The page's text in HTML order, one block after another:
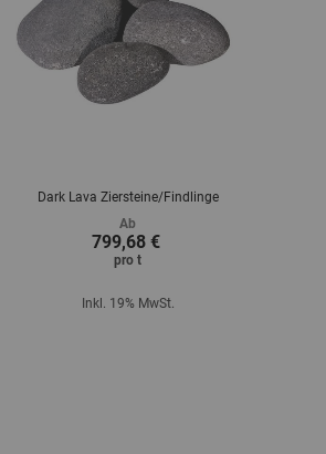
Dark Lava Ziersteine/Findlinge
Ab
799,68 €
prot
Inkl. 19% MwSt.